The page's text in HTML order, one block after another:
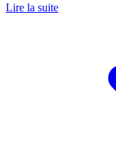
Lire la suite